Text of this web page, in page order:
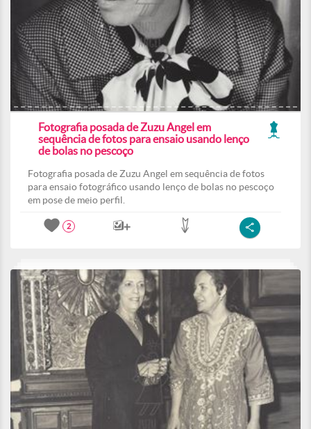
Fotografia posada de Zuzu Angel em
sequência de fotos para ensaio usando lenço
de bolas no pescoço
Fotografia posada de Zuzu Angel em sequência de fotos
para ensaio fotográfico usando lenço de bolas no pescoço
em pose de meio perfil.
2